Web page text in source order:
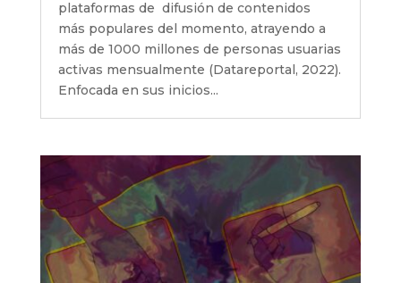
plataformas de difusión de contenidos
más populares del momento, atrayendo a
más de 1000 millones de personas usuarias
activas mensualmente (Datareportal, 2022).
Enfocada en sus inicios...